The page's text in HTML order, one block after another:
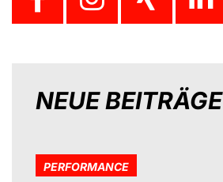
NEUE BEITRÄGE
PERFORMANCE